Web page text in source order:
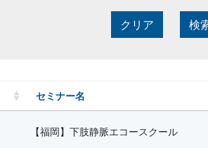
クリア 検
セミナー名
【福岡】下肢静脈エコースクール